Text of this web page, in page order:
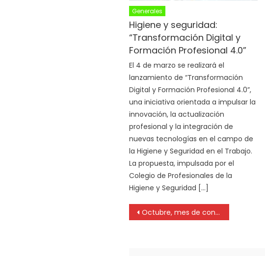
Generales
Higiene y seguridad:
“Transformación Digital y
Formación Profesional 4.0”
El 4 de marzo se realizará el
lanzamiento de “Transformación
Digital y Formación Profesional 4.0”,
una iniciativa orientada a impulsar la
innovación, la actualización
profesional y la integración de
nuevas tecnologías en el campo de
la Higiene y Seguridad en el Trabajo.
La propuesta, impulsada por el
Colegio de Profesionales de la
Higiene y Seguridad […]
Octubre, mes de concientización sobre el Cáncer de Mama